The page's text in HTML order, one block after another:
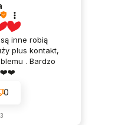
inne robią
plus kontakt,
. Bardzo
0